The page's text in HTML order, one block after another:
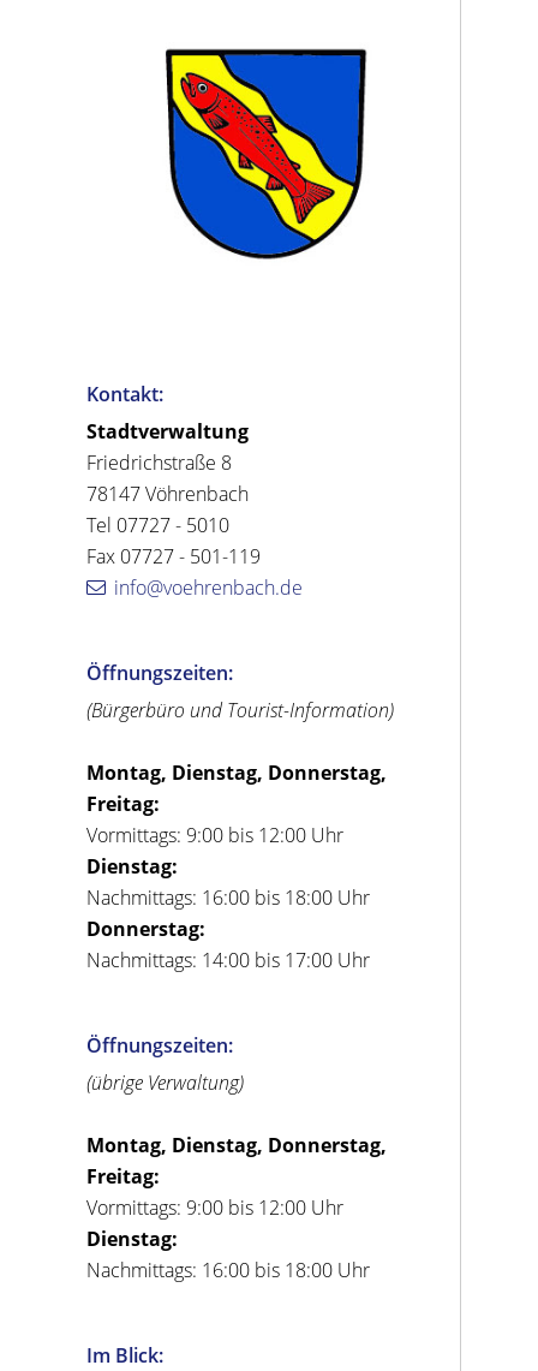
Kontakt:
Stadtverwaltung
Friedrichstraße 8
78147 Vöhrenbach
Tel 07727 - 5010
Fax 07727 - 501-119
info@voehrenbach.de
Öffnungszeiten:
(Bürgerbüro und Tourist-Information)
Montag, Dienstag, Donnerstag,
Freitag:
Vormittags: 9:00 bis 12:00 Uhr
Dienstag:
Nachmittags: 16:00 bis 18:00 Uhr
Donnerstag:
Nachmittags: 14:00 bis 17:00 Uhr
Öffnungszeiten:
(übrige Verwaltung)
Montag, Dienstag, Donnerstag,
Freitag:
Vormittags: 9:00 bis 12:00 Uhr
Dienstag:
Nachmittags: 16:00 bis 18:00 Uhr
Im Blick: